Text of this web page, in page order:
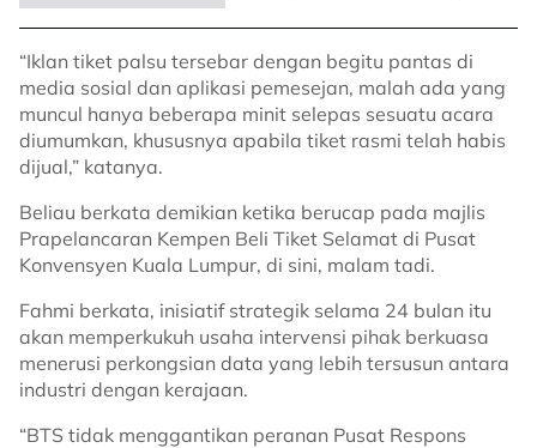
​“Iklan tiket palsu tersebar dengan begitu pantas di
media sosial dan aplikasi pemesejan, malah ada yang
muncul hanya beberapa minit selepas sesuatu acara
diumumkan, khususnya apabila tiket rasmi telah habis
dijual,” katanya.
​Beliau berkata demikian ketika berucap pada majlis
Prapelancaran Kempen Beli Tiket Selamat di Pusat
Konvensyen Kuala Lumpur, di sini, malam tadi.
Fahmi berkata, inisiatif strategik selama 24 bulan itu
akan memperkukuh usaha intervensi pihak berkuasa
menerusi perkongsian data yang lebih tersusun antara
industri dengan kerajaan.
​“BTS tidak menggantikan peranan Pusat Respons